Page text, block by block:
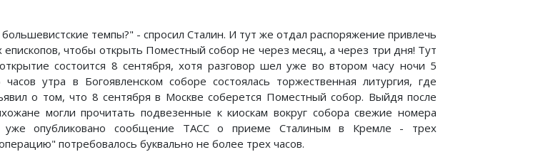
темпы?" - спросил Сталин. И тут же отдал распоряжение привлечь
епископов, чтобы открыть Поместный собор не через месяц, а через три дня! Тут
состоится 8 сентября, хотя разговор шел уже во втором часу ночи 5
утра в Богоявленском соборе состоялась торжественная литургия, где
о том, что 8 сентября в Москве соберется Поместный собор. Выйдя после
могли прочитать подвезенные к киоскам вокруг собора свежие номера
уже опубликовано сообщение ТАСС о приеме Сталиным в Кремле - трех
потребовалось буквально не более трех часов.